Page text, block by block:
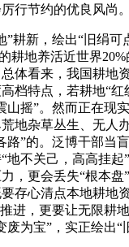
行节约的优良风尚。
新，绘出“旧绢可
耕地养活近世界
体看来，我国耕地
档特点，若耕地“红
山摇”。然而正在现
地杂草丛生、无人
路”的。泛博干部当
地不关己，高高挂起
，更会丢失“根本盘
存心清点本地耕地
进，更要让无限耕
废为宝”，实正绘出“